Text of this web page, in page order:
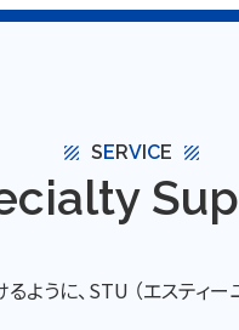
texture SERVICE texture
うに、STU （エスティ